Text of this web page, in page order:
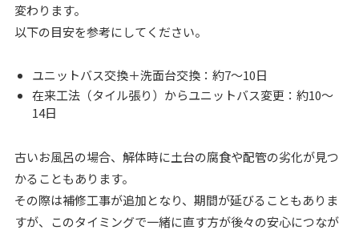
変わります。
以下の目安を参考にしてください。
ユニットバス交換＋洗面台交換：約7〜10日
在来工法（タイル張り）からユニットバス変更：約10〜
14日
古いお風呂の場合、解体時に土台の腐食や配管の劣化が見つ
かることもあります。
その際は補修工事が追加となり、期間が延びることもありま
すが、このタイミングで一緒に直す方が後々の安心につなが